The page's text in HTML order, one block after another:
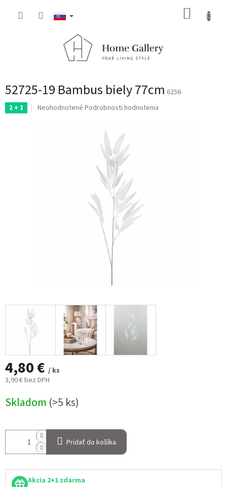
52725-19 Bambus biely 77cm 6256
2 + 1
Priemerné
Neohodnotené Podrobnosti hodnotenia
4,80 € / ks
3,90 € bez DPH
cena:
Skladom (>5 ks)
Pridať do košíka
Akcia 2+1 zdarma